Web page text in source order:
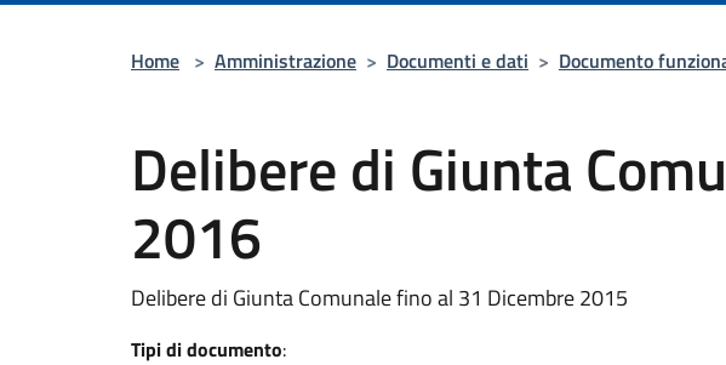
Home > Amministrazione > Documenti e dati > Documento
Delibere di Giunta
2016
Delibere di Giunta Comunale fino al 31 Dicembre 2015
Tipi di documento: